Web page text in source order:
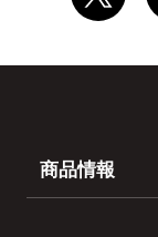
商品情報